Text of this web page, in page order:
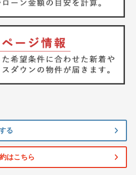
る
はこちら